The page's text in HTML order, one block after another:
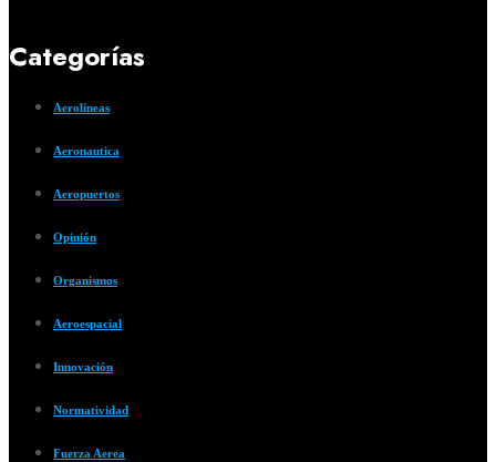
Categorías
Aerolíneas
Aeronautica
Aeropuertos
Opinión
Organismos
Aeroespacial
Innovación
Normatividad
Fuerza Aerea